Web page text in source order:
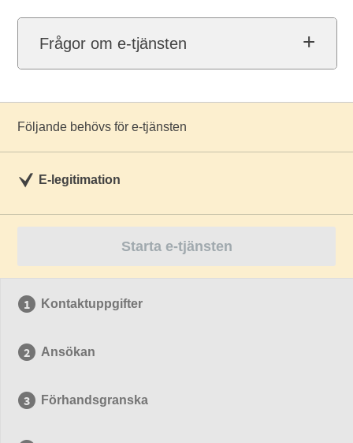
Frågor om e-tjänsten
Följande behövs för e-tjänsten
E-legitimation
Starta e-tjänsten
Kontaktuppgifter
Ansökan
Förhandsgranska